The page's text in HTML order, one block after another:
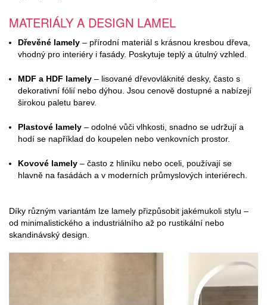
MATERIÁLY A DESIGN LAMEL
Dřevěné lamely – přírodní materiál s krásnou kresbou dřeva,
vhodný pro interiéry i fasády. Poskytuje teplý a útulný vzhled.
MDF a HDF lamely – lisované dřevovláknité desky, často s
dekorativní fólií nebo dýhou. Jsou cenově dostupné a nabízejí
širokou paletu barev.
Plastové lamely – odolné vůči vlhkosti, snadno se udržují a
hodí se například do koupelen nebo venkovních prostor.
Kovové lamely – často z hliníku nebo oceli, používají se
hlavně na fasádách a v moderních průmyslových interiérech.
Díky různým variantám lze lamely přizpůsobit jakémukoli stylu –
od minimalistického a industriálního až po rustikální nebo
skandinávský design.